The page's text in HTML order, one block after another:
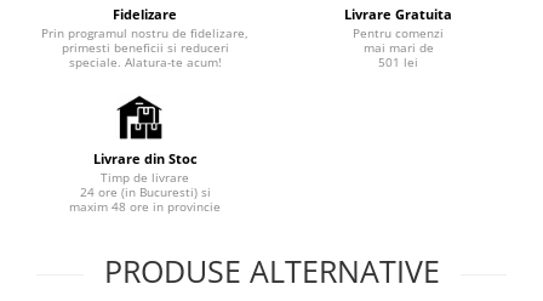
Fidelizare
Prin programul nostru de fidelizare,
primesti beneficii si reduceri
speciale. Alatura-te acum!
Livrare Gratuita
Pentru comenzi
mai mari de
501 lei
Livrare din Stoc
Timp de livrare
24 ore (in Bucuresti) si
maxim 48 ore in provincie
PRODUSE ALTERNATIVE